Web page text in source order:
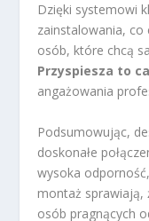
Dzięki systemowi
zainstalowania,
osób, które chcą
Przyspiesza to
angażowania
Podsumowując,
doskonałe
wysoka
montaż sprawiają,
osób pragnących